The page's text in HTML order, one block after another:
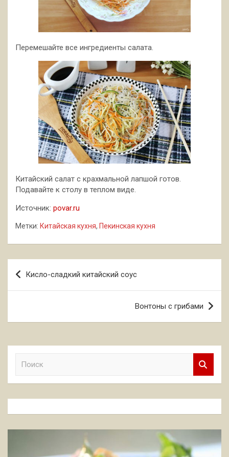
Перемешайте все ингредиенты салата.
Китайский салат с крахмальной лапшой готов.
Подавайте к столу в теплом виде.
Источник: povar.ru
Метки: Китайская кухня, Пекинская кухня
Навигация
по
Кисло-сладкий китайский соус
Вонтоны с грибами
к